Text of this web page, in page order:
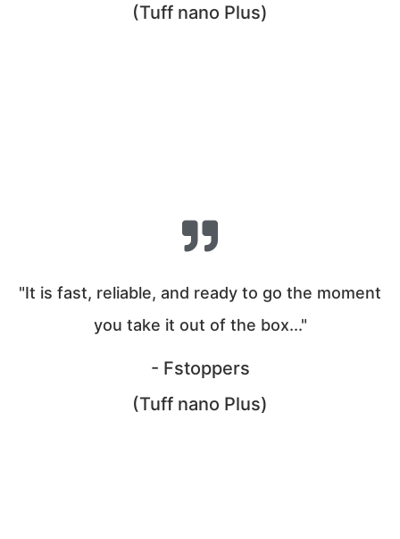
(Tuff nano Plus)
"It is fast, reliable, and ready to go the moment
you take it out of the box..."
- Fstoppers
(Tuff nano Plus)